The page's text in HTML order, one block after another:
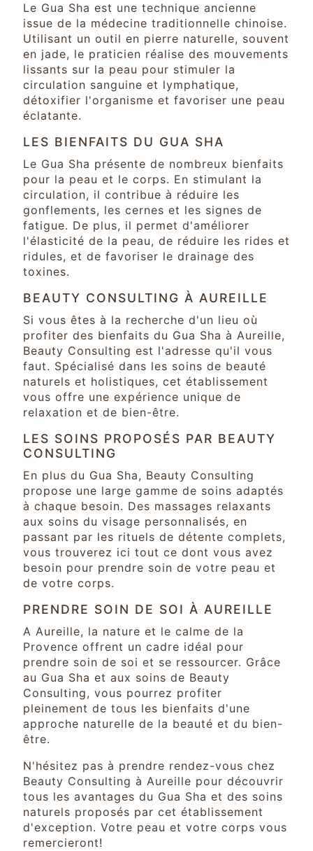
Le Gua Sha est une technique ancienne
issue de la médecine traditionnelle chinoise.
Utilisant un outil en pierre naturelle, souvent
en jade, le praticien réalise des mouvements
lissants sur la peau pour stimuler la
circulation sanguine et lymphatique,
détoxifier l'organisme et favoriser une peau
éclatante.
LES BIENFAITS DU GUA SHA
Le Gua Sha présente de nombreux bienfaits
pour la peau et le corps. En stimulant la
circulation, il contribue à réduire les
gonflements, les cernes et les signes de
fatigue. De plus, il permet d'améliorer
l'élasticité de la peau, de réduire les rides et
ridules, et de favoriser le drainage des
toxines.
BEAUTY CONSULTING À AUREILLE
Si vous êtes à la recherche d'un lieu où
profiter des bienfaits du Gua Sha à Aureille,
Beauty Consulting est l'adresse qu'il vous
faut. Spécialisé dans les soins de beauté
naturels et holistiques, cet établissement
vous offre une expérience unique de
relaxation et de bien-être.
LES SOINS PROPOSÉS PAR BEAUTY
CONSULTING
En plus du Gua Sha, Beauty Consulting
propose une large gamme de soins adaptés
à chaque besoin. Des massages relaxants
aux soins du visage personnalisés, en
passant par les rituels de détente complets,
vous trouverez ici tout ce dont vous avez
besoin pour prendre soin de votre peau et
de votre corps.
PRENDRE SOIN DE SOI À AUREILLE
A Aureille, la nature et le calme de la
Provence offrent un cadre idéal pour
prendre soin de soi et se ressourcer. Grâce
au Gua Sha et aux soins de Beauty
Consulting, vous pourrez profiter
pleinement de tous les bienfaits d'une
approche naturelle de la beauté et du bien-
être.
N'hésitez pas à prendre rendez-vous chez
Beauty Consulting à Aureille pour découvrir
tous les avantages du Gua Sha et des soins
naturels proposés par cet établissement
d'exception. Votre peau et votre corps vous
remercieront!